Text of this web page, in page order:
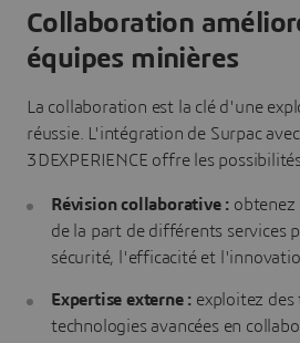
Collaboration
équipes minières
La collaboration est la clé d'une
réussie. L'intégration de Surpac
3DEXPERIENCE offre les
Révision collaborative : obtenez
de la part de différents services
sécurité, l'efficacité et
Expertise externe : exploitez des
technologies avancées en